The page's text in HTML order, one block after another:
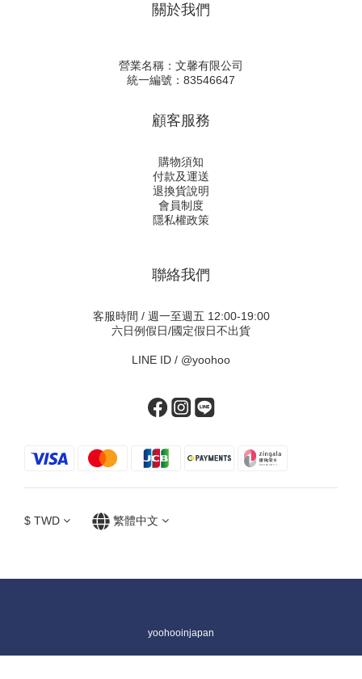
關於我們
營業名稱：文馨有限公司
統一編號：83546647
顧客服務
購物須知
付款及運送
退換貨說明
會員制度
隱私權政策
聯絡我們
客服時間 / 週一至週五 12:00-19:00
六日例假日/國定假日不出貨
LINE ID / @yoohoo
$ TWD 繁體中文
yoohooinjapan